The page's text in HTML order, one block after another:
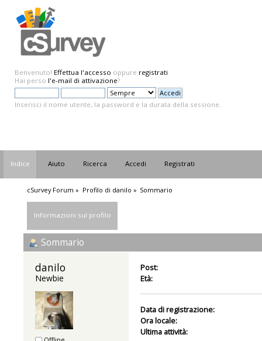
Benvenuto! Effettua l'accesso oppure registrati.
Hai perso l'e-mail di attivazione?
Inserisci il nome utente, la password e la durata della sessione.
Indice Aiuto Ricerca Accedi Registrati
cSurvey Forum » Profilo di danilo » Sommario
Informazioni sul profilo
Sommario
danilo
Newbie
Offline
Post:
Età:
Data di registrazione:
Ora locale:
Ultima attività: